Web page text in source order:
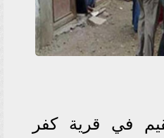
في قرية كفر